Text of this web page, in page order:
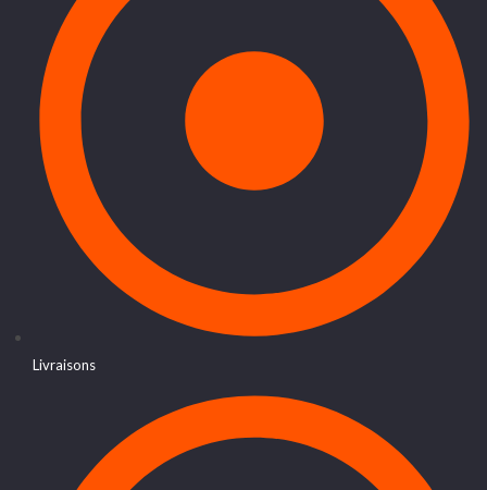
Livraisons